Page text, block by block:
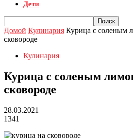
Дети
Домой Кулинария Курица с соленым
сковороде
Кулинария
Курица с соленым
сковороде
28.03.2021
1341